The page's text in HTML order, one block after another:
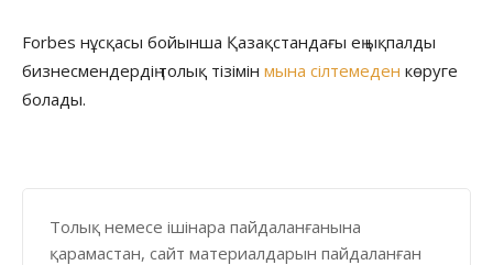
Forbes нұсқасы бойынша Қазақстандағы ең ықпалды
бизнесмендердің толық тізімін мына сілтемеден көруге
болады.
Толық немесе ішінара пайдаланғанына
қарамастан, сайт материалдарын пайдаланған